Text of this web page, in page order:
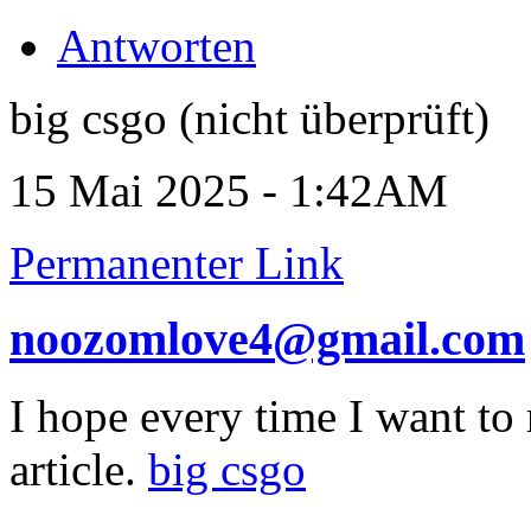
Antworten
big csgo (nicht überprüft)
15 Mai 2025 - 1:42AM
Permanenter Link
noozomlove4@gmail.com
I hope every time I want
article. big csgo